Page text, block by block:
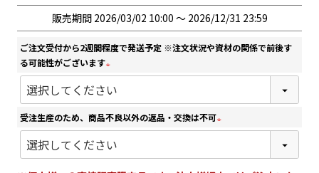
販売期間 2026/03/02 10:00 〜 2026/12/31 23:59
ご注文受付から2週間程度で発送予定 ※注文状況や資材の関係で前後す
る可能性がございます
必
須
)
受注生産のため、商品不良以外の返品・交換は不可